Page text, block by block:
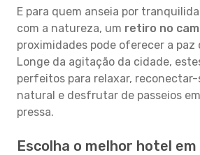
E para quem anseia por
com a natureza, um retiro no
proximidades pode oferecer a paz
Longe da agitação da cidade,
perfeitos para relaxar,
natural e desfrutar de passeios
pressa.
Escolha o melhor hotel